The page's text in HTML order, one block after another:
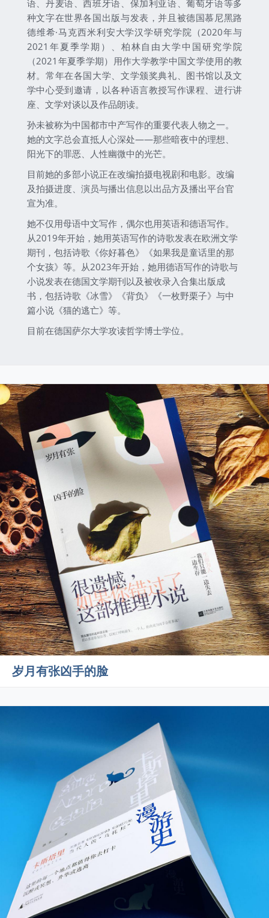
语、丹麦语、西班牙语、保加利亚语、葡萄牙语等多
种文字在世界各国出版与发表，并且被德国慕尼黑路
德维希·马克西米利安大学汉学研究学院（2020年与
2021年夏季学期）、柏林自由大学中国研究学院
（2021年夏季学期）用作大学教学中国文学使用的教
材。常年在各国大学、文学颁奖典礼、图书馆以及文
学中心受到邀请，以各种语言教授写作课程、进行讲
座、文学对谈以及作品朗读。
孙未被称为中国都市中产写作的重要代表人物之一。
她的文字总会直抵人心深处——那些暗夜中的理想、
阳光下的罪恶、人性幽微中的光芒。
目前她的多部小说正在改编拍摄电视剧和电影。改编
及拍摄进度、演员与播出信息以出品方及播出平台官
宣为准。
她不仅用母语中文写作，偶尔也用英语和德语写作。
从2019年开始，她用英语写作的诗歌发表在欧洲文学
期刊，包括诗歌《你好暮色》《如果我是童话里的那
个女孩》等。从2023年开始，她用德语写作的诗歌与
小说发表在德国文学期刊以及被收录入合集出版成
书，包括诗歌《冰雪》《背负》《一枚野栗子》与中
篇小说《猫的逃亡》等。
目前在德国萨尔大学攻读哲学博士学位。
岁月有张凶手的脸